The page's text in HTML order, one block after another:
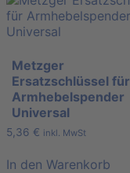
Metzger
Ersatzschlüssel für
Armhebelspender
Universal
5,36 € inkl. MwSt
In den Warenkorb